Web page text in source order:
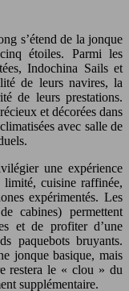
s’étend de la jonque
étoiles. Parmi les
Indochina Sails et
de leurs navires, la
de leurs prestations.
et décorées dans
avec salle de
une expérience
cuisine raffinée,
expérimentés. Les
cabines) permettent
et de profiter d’une
paquebots bruyants.
jonque basique, mais
restera le « clou » du
supplémentaire.